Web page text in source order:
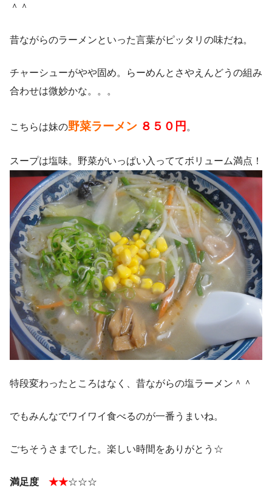
＾＾
昔ながらのラーメンといった言葉がピッタリの味だね。
チャーシューがやや固め。らーめんとさやえんどうの組み
合わせは微妙かな。。。
こちらは妹の野菜ラーメン ８５０円 。
スープは塩味。野菜がいっぱい入っててボリューム満点！
特段変わったところはなく、昔ながらの塩ラーメン＾＾
でもみんなでワイワイ食べるのが一番うまいね。
ごちそうさまでした。楽しい時間をありがとう☆
満足度 ★★☆☆☆